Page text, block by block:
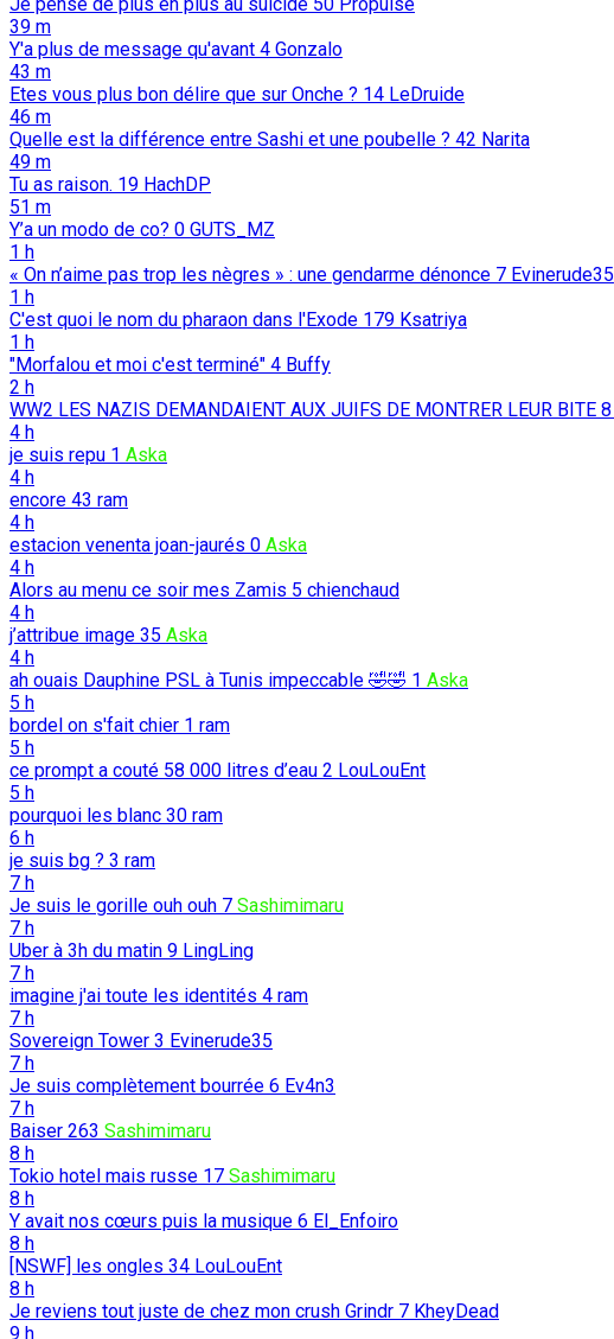
39 m
Y'a plus de message qu'avant 4 Gonzalo
43 m
Etes vous plus bon délire que sur Onche ? 14 LeDruide
46 m
Quelle est la différence entre Sashi et une poubelle ? 42 Narita
49 m
Tu as raison. 19 HachDP
51 m
Y’a un modo de co? 0 GUTS_MZ
1 h
« On n’aime pas trop les nègres » : une gendarme dénonce 7 Evinerude35
1 h
C'est quoi le nom du pharaon dans l'Exode 179 Ksatriya
1 h
"Morfalou et moi c'est terminé" 4 Buffy
2 h
WW2 LES NAZIS DEMANDAIENT AUX JUIFS DE MONTRER LEUR BITE 8
4 h
je suis repu 1 Aska
4 h
encore 43 ram
4 h
estacion venenta joan-jaurés 0 Aska
4 h
Alors au menu ce soir mes Zamis 5 chienchaud
4 h
j’attribue image 35 Aska
4 h
ah ouais Dauphine PSL à Tunis impeccable 🤣🤣 1 Aska
5 h
bordel on s'fait chier 1 ram
5 h
ce prompt a couté 58 000 litres d’eau 2 LouLouEnt
5 h
pourquoi les blanc 30 ram
6 h
je suis bg ? 3 ram
7 h
Je suis le gorille ouh ouh 7 Sashimimaru
7 h
Uber à 3h du matin 9 LingLing
7 h
imagine j'ai toute les identités 4 ram
7 h
Sovereign Tower 3 Evinerude35
7 h
Je suis complètement bourrée 6 Ev4n3
7 h
Baiser 263 Sashimimaru
8 h
Tokio hotel mais russe 17 Sashimimaru
8 h
Y avait nos cœurs puis la musique 6 El_Enfoiro
8 h
[NSWF] les ongles 34 LouLouEnt
8 h
Je reviens tout juste de chez mon crush Grindr 7 KheyDead
9 h